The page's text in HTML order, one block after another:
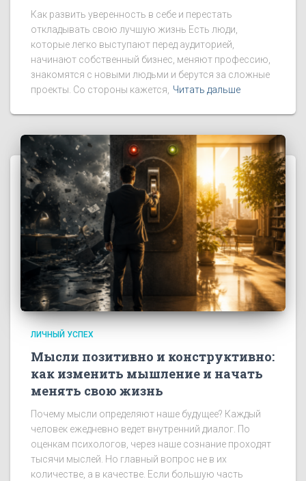
Как развить уверенность в себе и перестать
откладывать свою лучшую жизнь Есть люди,
которые легко выступают перед аудиторией,
начинают собственный бизнес, меняют профессию,
знакомятся с новыми людьми и берутся за сложные
проекты. Со стороны кажется,
Читать дальше
ЛИЧНЫЙ УСПЕХ
Мысли позитивно и конструктивно:
как изменить мышление и начать
менять свою жизнь
Почему мысли определяют наше будущее? Каждый
человек ежедневно ведет внутренний диалог. По
оценкам психологов, через наше сознание проходят
тысячи мыслей. Но главный вопрос не в их
количестве, а в качестве. Если большую часть